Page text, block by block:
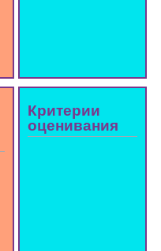
Критерии
оценивания